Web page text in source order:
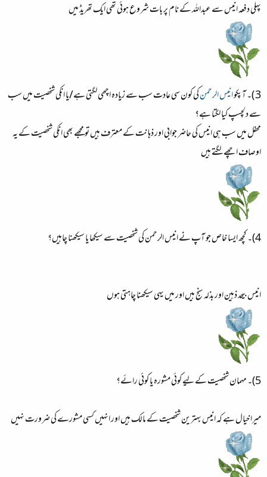
پہلی دفعہ انیس سے عبداللہ کے نام پر بات شروع ہوئی تھی ایک تھریڈ میں
3 )۔ آپکو انیس الرحمنکی کون سی عادت سب سے زیادہ اچھی لگتی ہے/یا انکی شخصیت میں سب
سے دلچسپ کیا لگتا ہے؟
محفل میں سب ہی انیس کی حاضر جوابی اور ذہانت کے معترف ہیں تو مجھے بھی انکی شخصیت کے یہ
اوصاف اچھے لگتے ہیں
4)۔ کچھ ایسا خاص جو آپ نے انیس الرحمن کی شخصیت سے سیکھا یا سیکھنا چاہیں؟
انیس بیحد ذہین اور بذلہ سنج ہیں اور میں یہی سیکھنا چاہتی ہوں
5)۔ مہمان شخصیت کے لیے کوئی مشورہ یا کوئی رائے؟
میرا خیال ہے کہ انیس بہترین شخصیت کے مالک ہیں اور انہیں کسی مشورے کی ضرورت نہیں